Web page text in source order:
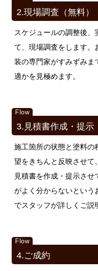
2.現場調査（無料）
スケジュールの調整後、
て、現場調査をします。
装の専門家がすみずみま
適かを見極めます。
3.見積書作成・提示
施工箇所の状態と塗料の
望をきちんと反映させて
見積書を作成・提示させ
がよく分からないという
でスタッフが詳しくご説
4.ご成約